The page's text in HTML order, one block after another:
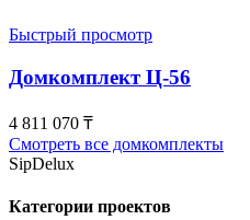
Быстрый просмотр
Домкомплект Ц-56
4 811 070 ₸
Смотреть все домкомплекты
SipDelux
Категории проектов